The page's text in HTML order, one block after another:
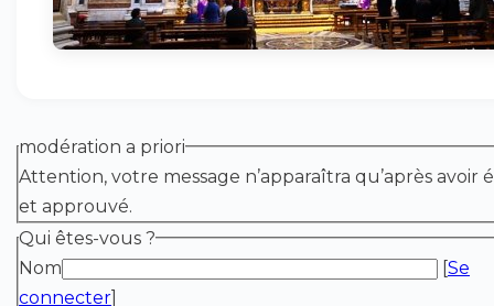
modération a priori
Attention, votre message n’apparaîtra qu’après avoir
et approuvé.
Qui êtes-vous ?
Nom
[Se
connecter]